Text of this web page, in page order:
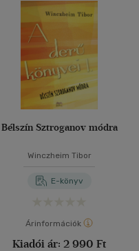
Bélszín Sztroganov módra
Winczheim Tibor
E-könyv
Árinformációk
Kiadói ár: 2 990 Ft